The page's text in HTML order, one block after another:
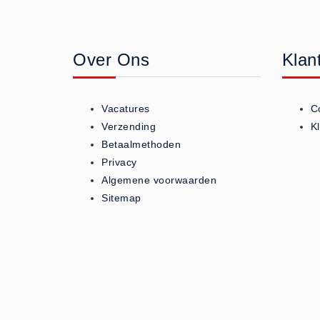
Koud - Warm kompressen (3)
Overige (1)
Teken - Beten sets (5)
Vitamines en mineralen (0)
Eerste Hulp Paneel
Eerste Hulp Paneel (0)
Over Ons
Vacatures
Verzending
Betaalmethoden
Privacy
Algemene voorwaarden
Sitemap